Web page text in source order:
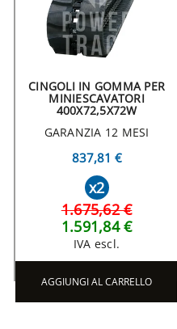
CINGOLI IN GOMMA PER
MINIESCAVATORI
400X72,5X72W
GARANZIA 12 MESI
837,81 €
x2
1.675,62 €
1.591,84 €
IVA escl.
AGGIUNGI AL CARRELLO